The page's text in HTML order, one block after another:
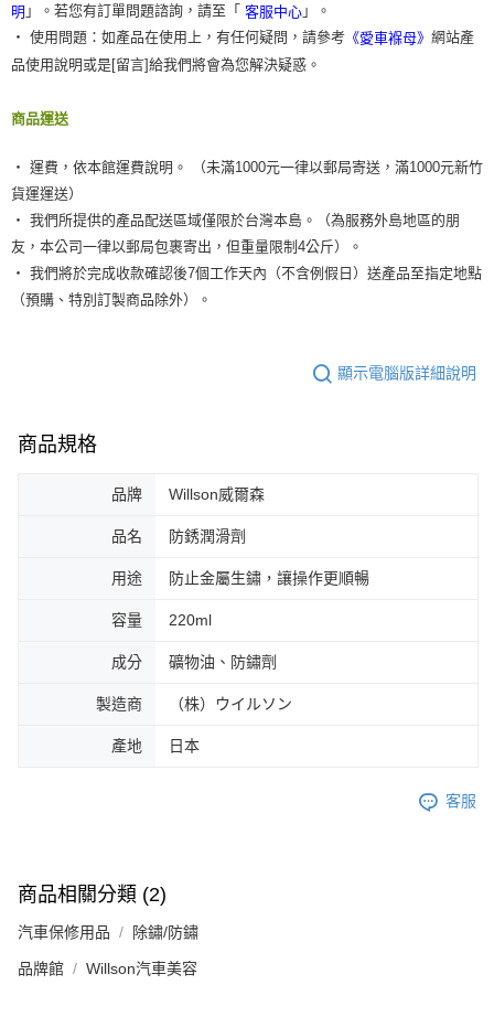
明 」。若您有訂單問題諮詢，請至「 客服中心 」。
‧ 使用問題：如產品在使用上，有任何疑問，請參考 《愛車褓母》 網站產
品使用說明或是[留言]給我們將會為您解決疑惑。
商品運送
‧ 運費，依本館運費說明。 （未滿1000元一律以郵局寄送，滿1000元新竹
貨運運送）
‧ 我們所提供的產品配送區域僅限於台灣本島。（為服務外島地區的朋
友，本公司一律以郵局包裹寄出，但重量限制4公斤）。
‧ 我們將於完成收款確認後7個工作天內（不含例假日）送產品至指定地點
（預購、特別訂製商品除外）。
顯示電腦版詳細說明
商品規格
品牌 Willson威爾森
品名 防銹潤滑劑
用途 防止金屬生鏽，讓操作更順暢
容量 220ml
成分 礦物油、防鏽劑
製造商 （株）ウイルソン
產地 日本
客服
商品相關分類 (2)
汽車保修用品 除鏽/防鏽
品牌館 Willson汽車美容